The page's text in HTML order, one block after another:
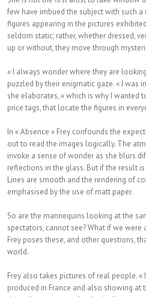
few have imbued the subject with such
figures appearing in the pictures
seldom static; rather, whether dressed,
up or without, they move through
« I always wonder where they are
puzzled by their enigmatic gaze. « I was
she elaborates, « which is why I wanted
price tags, that locate the figures in
In « Absence » Frey confounds the
out to read the images logically. The
invoke a sense of wonder as she blurs
reflections in the glass. But if the result
Lines are smooth and the rendering of
emphasised by the use of matt paper.
So are the mannequins looking at the
spectators, cannot see? What if we
Frey poses these, and other questions,
world.
Frey also takes pictures of real people.
produced in France and also showing